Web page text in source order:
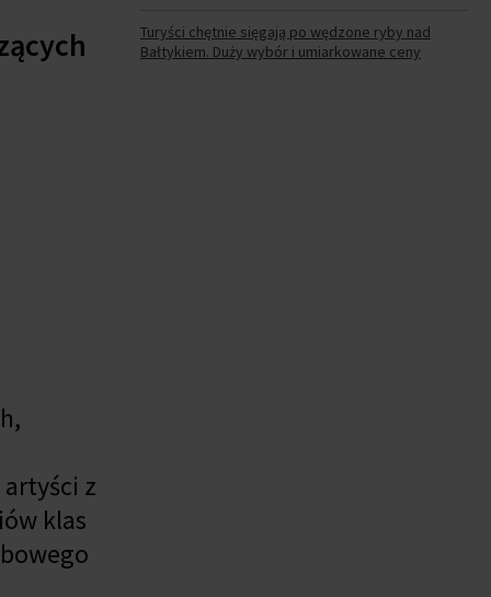
z
klas
Turyści chętnie sięgają po wędzone ryby nad
Bałtykiem. Duży wybór i umiarkowane ceny